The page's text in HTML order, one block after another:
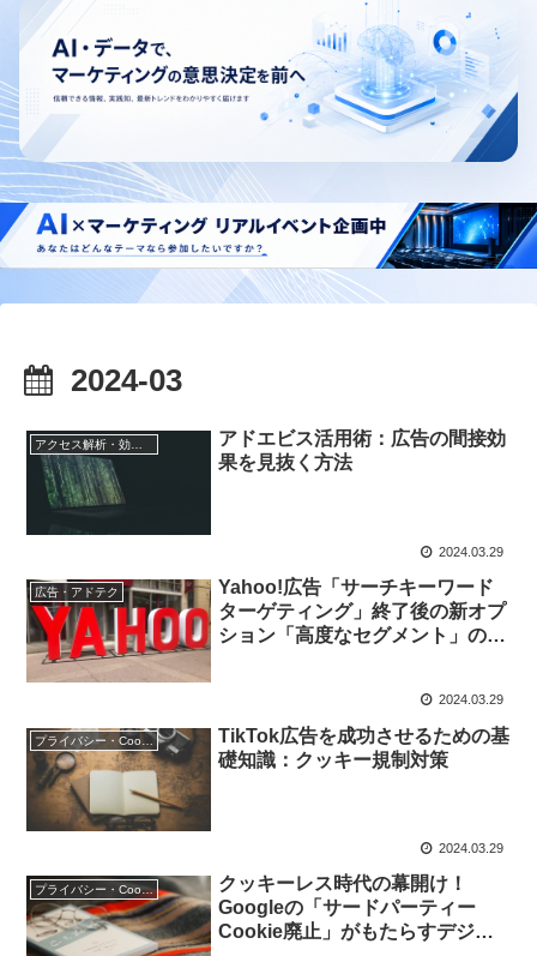
2024-03
アクセス解析・効果測定
アドエビス活用術：広告の間接効
果を見抜く方法
2024.03.29
広告・アドテク
Yahoo!広告「サーチキーワード
ターゲティング」終了後の新オプ
ション「高度なセグメント」の注
2024.03.29
プライバシー・Cookie規制
TikTok広告を成功させるための基
礎知識：クッキー規制対策
2024.03.29
プライバシー・Cookie規制
クッキーレス時代の幕開け！
Googleの「サードパーティー
Cookie廃止」がもたらすデジタ